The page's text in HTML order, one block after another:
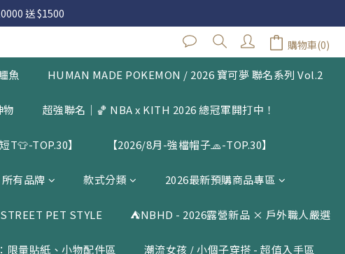
送 $1500
送 $1500
閱公告
購物車(0)
魚 HUMAN MADE POKEMON / 2026 寶可夢 聯名系列 Vol.2
物 超強聯名｜🏀 NBA x KITH 2026 總冠軍開打中！
T👕-TOP.30】 【2026/8月-強檔帽子🧢-TOP.30】
所有品牌 款式分類 2026最新預購商品專區
PET STYLE ⛺️NBHD - 2026露營新品 × 戶外職人嚴選
限量貼紙、小物配件區 潮流女孩 / 小個子穿搭 - 超值入手區